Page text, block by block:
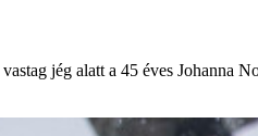
jég alatt a 45 éves Johanna